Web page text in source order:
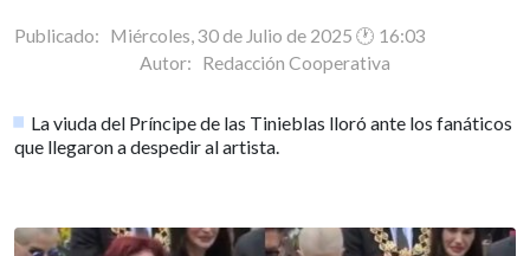
Publicado: Miércoles, 30 de Julio de 2025 🕐 16:03
Autor: Redacción Cooperativa
La viuda del Príncipe de las Tinieblas lloró ante los fanáticos
que llegaron a despedir al artista.